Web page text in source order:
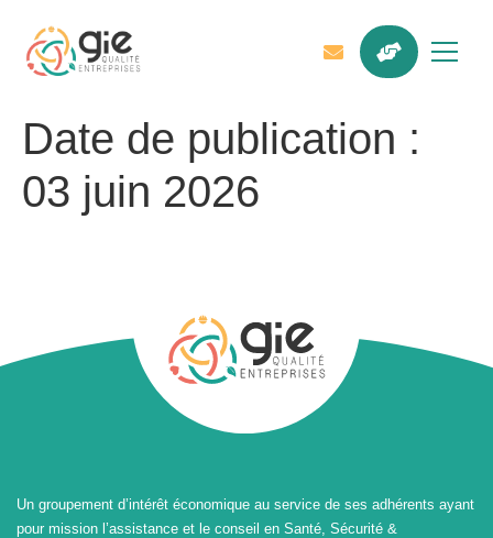
Date de publication :
03 juin 2026
Un groupement d’intérêt économique au service de ses adhérents ayant
pour mission l’assistance et le conseil en Santé, Sécurité &